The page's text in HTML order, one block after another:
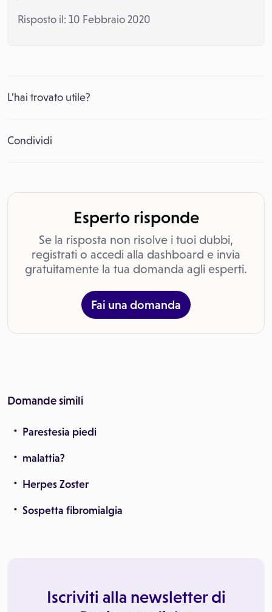
Risposto il: 10 Febbraio 2020
L’hai trovato utile?
Condividi
Esperto risponde
Se la risposta non risolve i tuoi dubbi,
registrati o accedi alla dashboard e invia
gratuitamente la tua domanda agli esperti.
Fai una domanda
Domande simili
Parestesia piedi
malattia?
Herpes Zoster
Sospetta fibromialgia
Iscriviti alla newsletter di